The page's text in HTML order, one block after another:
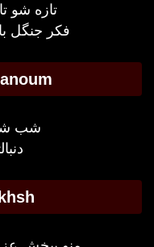
تازه شو
فکر جنگل
شب شد